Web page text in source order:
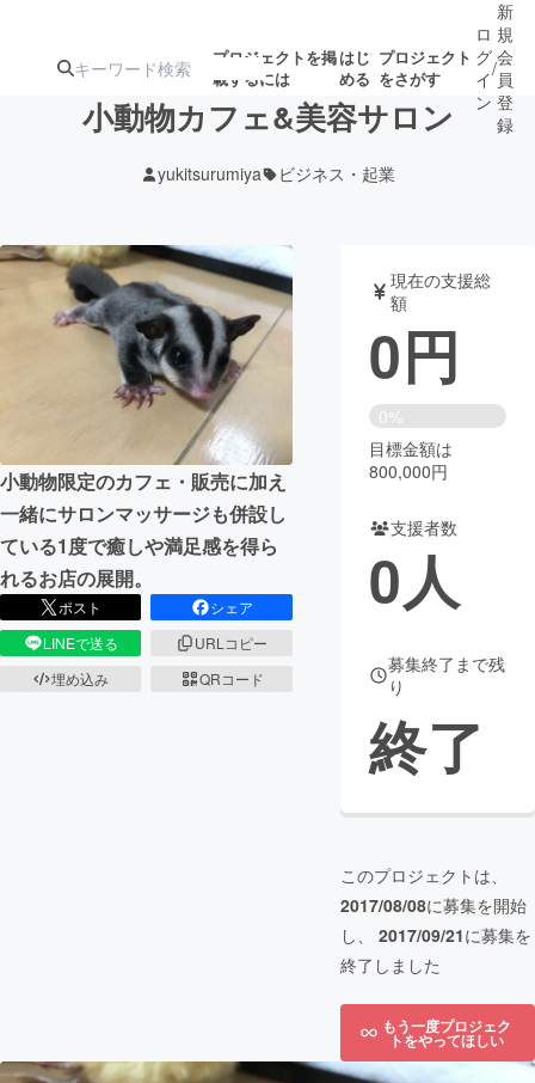
プロジェクトを掲
載するには
はじ
める
プロジェクト
をさがす
アート・写真
テクノロジー・ガジェット ゲーム・サ
映像・映画 書籍・雑誌
ビジネス・起業 チャレンジ
まちづくり・地域活性化
CAMPFIRE for Social Good
CAMPFIRE Creation
CAMPFIREふるさと納税
コミュニティ
ロ
グ
イ
ン
/
新
規
会
員
登
録
小動物カフェ&美容サロン
yukitsurumiya ビジネス・起業
小動物限定のカフェ・販売に加え
一緒にサロンマッサージも併設し
ている1度で癒しや満足感を得ら
れるお店の展開。
ポスト
シェア
LINEで送る
URLコピー
埋め込み
QRコード
現在の支援総
額
0円
0%
目標金額は
800,000円
支援者数
0人
募集終了まで残
り
終了
このプロジェクトは、
2017/08/08に募集を開始
し、 2017/09/21に募集を
終了しました
もう一度プロジェク
トをやってほしい